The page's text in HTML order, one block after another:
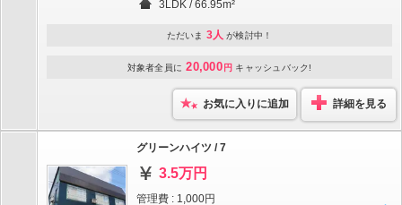
3LDK / 66.95m²
ただいま 3人 が検討中！
対象者全員に 20,000 円 キャッシュバック!
お気に入りに追加 詳細を見る
グリーンハイツ / 7
3.5万円
管理費 : 1,000円